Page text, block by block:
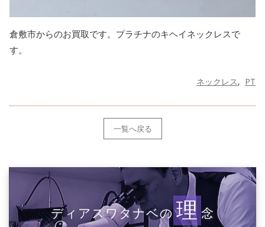
倉敷市からのお買取です。プラチナのキヘイネックレスで
す。
ネックレス PT
一覧へ戻る
ディアスワタナベの 理 念